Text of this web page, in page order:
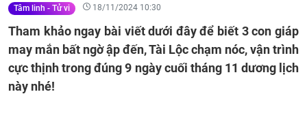
Tâm linh - Tử vi 18/11/2024 10:30
Tham khảo ngay bài viết dưới đây để biết 3 con giáp
may mắn bất ngờ ập đến, Tài Lộc chạm nóc, vận trình
cực thịnh trong đúng 9 ngày cuối tháng 11 dương lịch
này nhé!